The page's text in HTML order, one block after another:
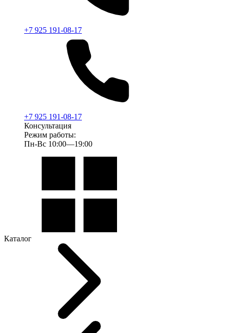
+7 925 191-08-17
+7 925 191-08-17
Консультация
Режим работы:
Пн-Вс 10:00—19:00
Каталог